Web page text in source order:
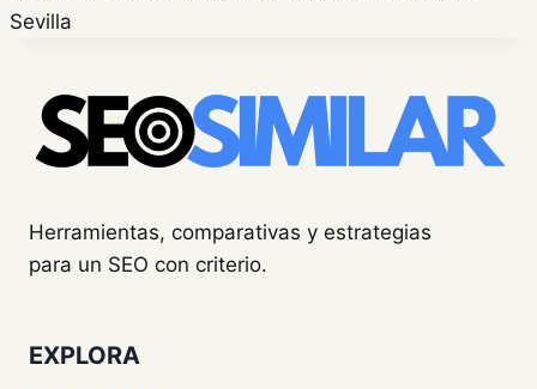
Sevilla
Herramientas, comparativas y estrategias
para un SEO con criterio.
EXPLORA